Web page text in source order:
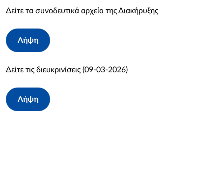
Δείτε τα συνοδευτικά αρχεία της Διακήρυξης
Λήψη
Δείτε τις διευκρινίσεις (09-03-2026)
Λήψη